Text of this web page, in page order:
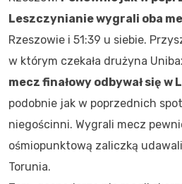
Leszczynianie wygrali oba
Rzeszowie i 51:39 u siebie.
w którym czekała drużyna
mecz finałowy odbywał się w
podobnie jak w poprzednich
niegościnni. Wygrali mecz
ośmiopunktową zaliczką
Torunia.